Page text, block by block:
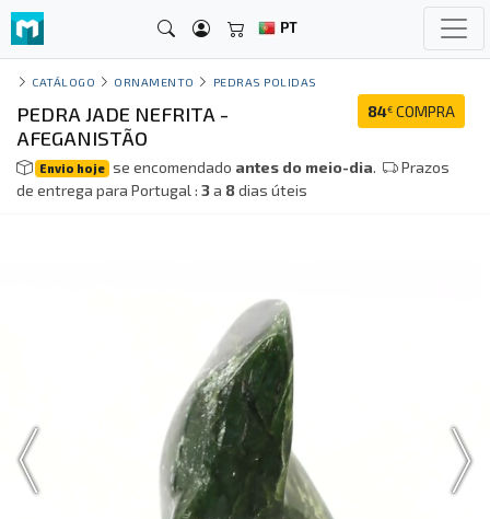
PT
CATÁLOGO ORNAMENTO PEDRAS POLIDAS
84€ COMPRA
PEDRA JADE NEFRITA -
AFEGANISTÃO
Envio hoje se encomendado antes do meio-dia.
Prazos
de entrega para Portugal : 3a 8dias úteis